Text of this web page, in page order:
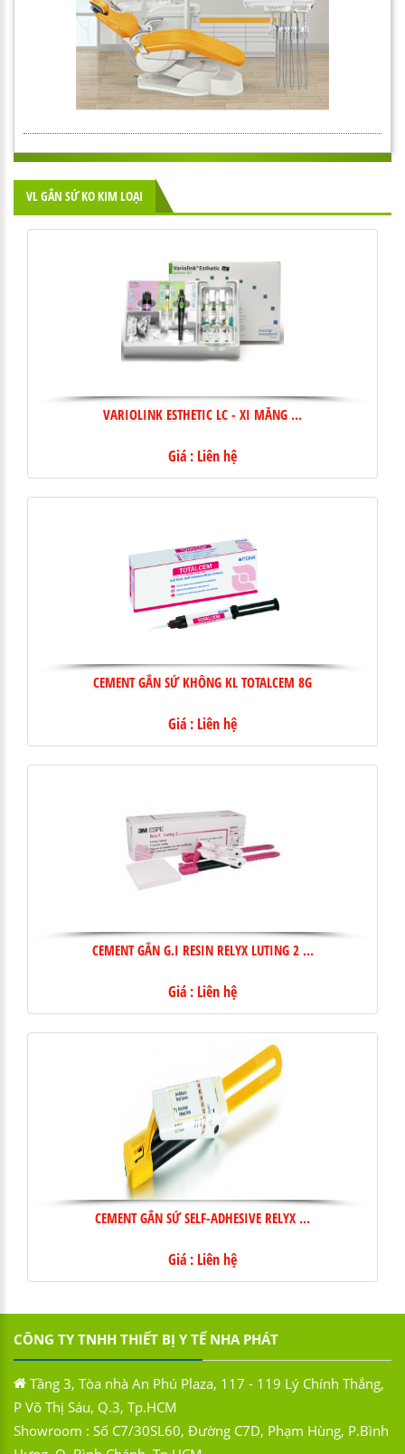
VL GẮN SỨ KO KIM LOẠI
VARIOLINK ESTHETIC LC - XI MĂNG ...
Giá : Liên hệ
CEMENT GẮN SỨ KHÔNG KL TOTALCEM 8G
Giá : Liên hệ
CEMENT GẮN G.I RESIN RELYX LUTING 2 ...
Giá : Liên hệ
CEMENT GẮN SỨ SELF-ADHESIVE RELYX ...
Giá : Liên hệ
CÔNG TY TNHH THIẾT BỊ Y TẾ NHA PHÁT
Tầng 3, Tòa nhà An Phú Plaza, 117 - 119 Lý Chính Thắng,
P Võ Thị Sáu, Q.3, Tp.HCM
Showroom : Số C7/30SL60, Đường C7D, Phạm Hùng, P.Bình